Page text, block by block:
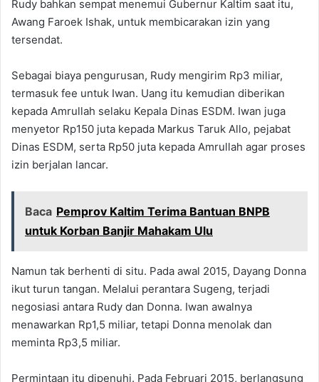
Rudy bahkan sempat menemui Gubernur Kaltim saat itu,
Awang Faroek Ishak, untuk membicarakan izin yang
tersendat.
Sebagai biaya pengurusan, Rudy mengirim Rp3 miliar,
termasuk fee untuk Iwan. Uang itu kemudian diberikan
kepada Amrullah selaku Kepala Dinas ESDM. Iwan juga
menyetor Rp150 juta kepada Markus Taruk Allo, pejabat
Dinas ESDM, serta Rp50 juta kepada Amrullah agar proses
izin berjalan lancar.
Baca Pemprov Kaltim Terima Bantuan BNPB
untuk Korban Banjir Mahakam Ulu
Namun tak berhenti di situ. Pada awal 2015, Dayang Donna
ikut turun tangan. Melalui perantara Sugeng, terjadi
negosiasi antara Rudy dan Donna. Iwan awalnya
menawarkan Rp1,5 miliar, tetapi Donna menolak dan
meminta Rp3,5 miliar.
Permintaan itu dipenuhi. Pada Februari 2015, berlangsung